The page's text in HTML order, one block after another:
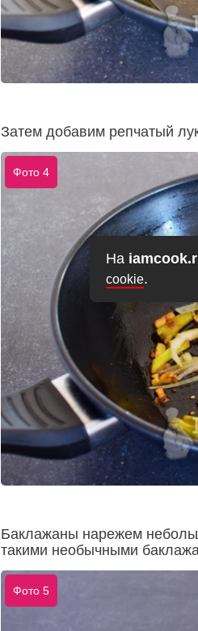
На
cookie.
Затем добавим репчатый
Фото 4
Баклажаны нарежем
такими необычными
Фото 5